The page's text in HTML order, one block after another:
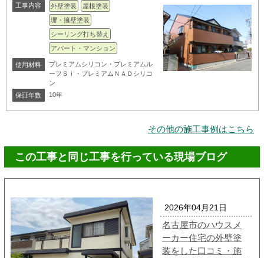
工事内容 外壁塗装
屋根塗装
塀・擁壁塗装
シーリング打ち替え
アパート・マンション
使用材料
プレミアムシリコン・プレミアムル
ーフＳｉ・プレミアムＮＡＤシリコ
ン
保証年数
10年
その他の施工事例はこちら
この工事と同じ工事を行っている現場ブログ
2026年04月21日
名古屋市のハウスメ
ーカー住宅の外壁塗
装をした口コミ・施